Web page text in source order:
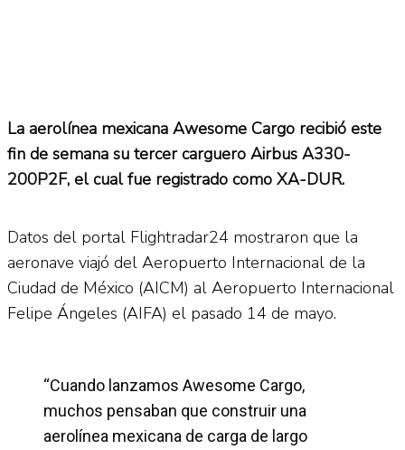
La aerolínea mexicana Awesome Cargo recibió este
fin de semana su tercer carguero Airbus A330-
200P2F, el cual fue registrado como XA-DUR.
Datos del portal Flightradar24 mostraron que la
aeronave viajó del Aeropuerto Internacional de la
Ciudad de México (AICM) al Aeropuerto Internacional
Felipe Ángeles (AIFA) el pasado 14 de mayo.
“Cuando lanzamos Awesome Cargo,
muchos pensaban que construir una
aerolínea mexicana de carga de largo